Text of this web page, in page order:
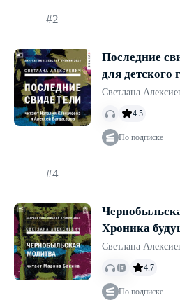
#2
Последние
для детского
Светлана
4.5
По подписке
#4
Хроника
Светлана
4.7
По подписке